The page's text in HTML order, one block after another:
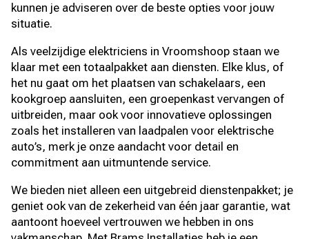
kunnen je adviseren over de beste opties voor jouw
situatie.
Als veelzijdige elektriciens in Vroomshoop staan we
klaar met een totaalpakket aan diensten. Elke klus, of
het nu gaat om het plaatsen van schakelaars, een
kookgroep aansluiten, een groepenkast vervangen of
uitbreiden, maar ook voor innovatieve oplossingen
zoals het installeren van laadpalen voor elektrische
auto’s, merk je onze aandacht voor detail en
commitment aan uitmuntende service.
We bieden niet alleen een uitgebreid dienstenpakket; je
geniet ook van de zekerheid van één jaar garantie, wat
aantoont hoeveel vertrouwen we hebben in ons